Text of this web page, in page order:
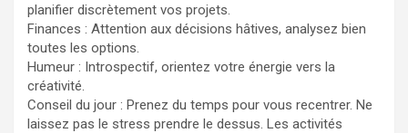
planifier discrètement vos projets.
Finances : Attention aux décisions hâtives, analysez bien
toutes les options.
Humeur : Introspectif, orientez votre énergie vers la
créativité.
Conseil du jour : Prenez du temps pour vous recentrer. Ne
laissez pas le stress prendre le dessus. Les activités